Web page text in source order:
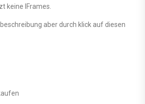
keine IFrames.
aber durch klick auf diesen